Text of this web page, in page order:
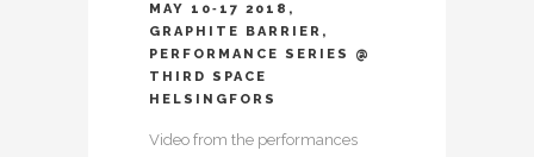
MAY 10‐17 2018,
GRAPHITE BARRIER,
PERFORMANCE SERIES @
THIRD SPACE
HELSINGFORS
Video from the performances